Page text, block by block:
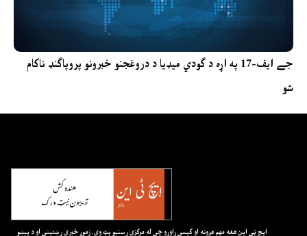
جے ایف-17 په اړه د ګودي میډیا د دروغجنو خبرونو پروپاګنډ ناکام
شو
ايچ ټي اين هغه مهم غږونه او کيسې راوړو چې له مرکزي رسنيو پټ وي. زموږ خبري رښتيني او د پېښو